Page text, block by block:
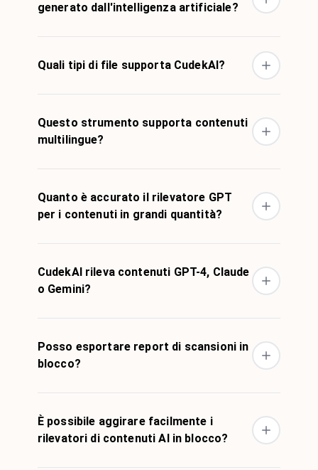
generato dall'intelligenza artificiale?
Quali tipi di file supporta CudekAI?
Questo strumento supporta contenuti
multilingue?
Quanto è accurato il rilevatore GPT
per i contenuti in grandi quantità?
CudekAI rileva contenuti GPT-4, Claude
o Gemini?
Posso esportare report di scansioni in
blocco?
È possibile aggirare facilmente i
rilevatori di contenuti AI in blocco?